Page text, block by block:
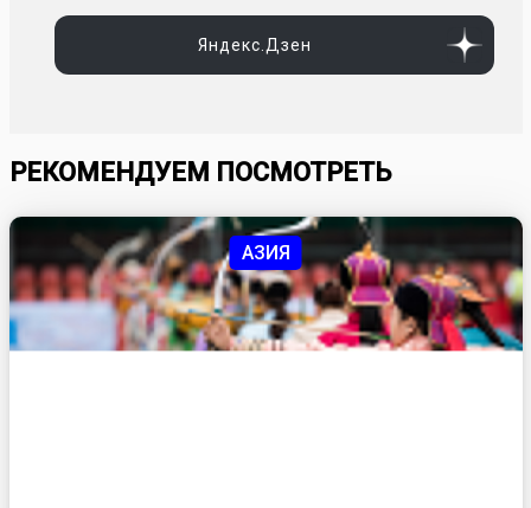
Яндекс.Дзен
РЕКОМЕНДУЕМ ПОСМОТРЕТЬ
АЗИЯ